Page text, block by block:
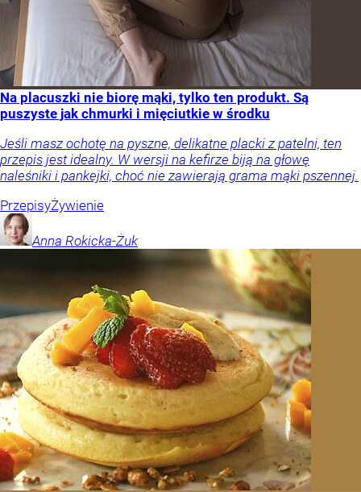
Na placuszki nie biorę mąki, tylko ten produkt. Są
puszyste jak chmurki i mięciutkie w środku
Jeśli masz ochotę na pyszne, delikatne placki z patelni, ten
przepis jest idealny. W wersji na kefirze biją na głowę
naleśniki i pankejki, choć nie zawierają grama mąki pszennej.
PrzepisyŻywienie
Anna Rokicka-Żuk